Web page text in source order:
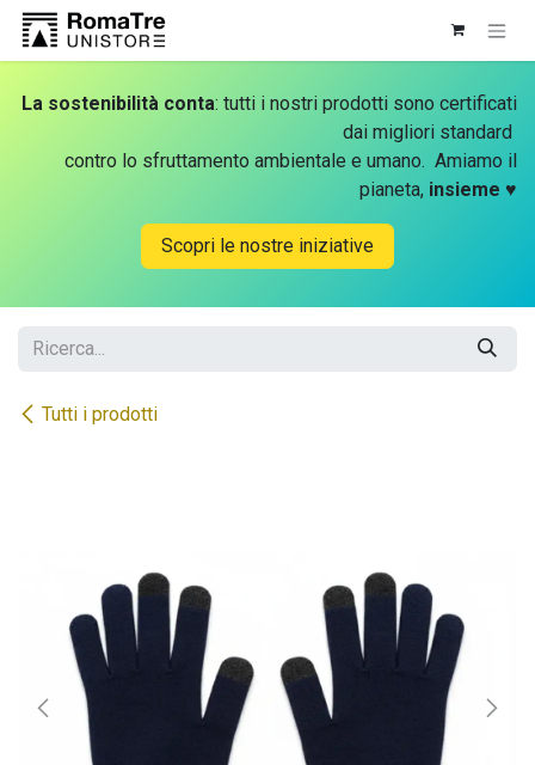
Passa al contenuto
La sostenibilità conta: tutti i nostri prodotti sono certificati
dai migliori standard
contro lo sfruttamento ambientale e umano. Amiamo il
pianeta, insieme ♥
Scopri le nostre iniziative
Tutti i prodotti